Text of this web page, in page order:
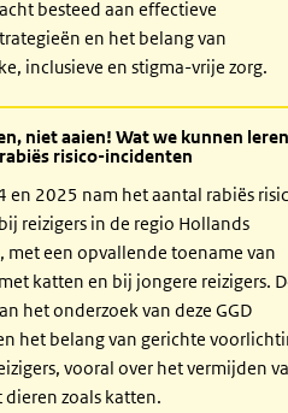
besteed aan effectieve
en het belang van
inclusieve en stigma-vrije zorg.
niet aaien! Wat we kunnen leren
risico-incidenten
en 2025 nam het aantal rabiës
reizigers in de regio Hollands
met een opvallende toename van
katten en bij jongere reizigers.
het onderzoek van deze GGD
het belang van gerichte
vooral over het vermijden
zoals katten.